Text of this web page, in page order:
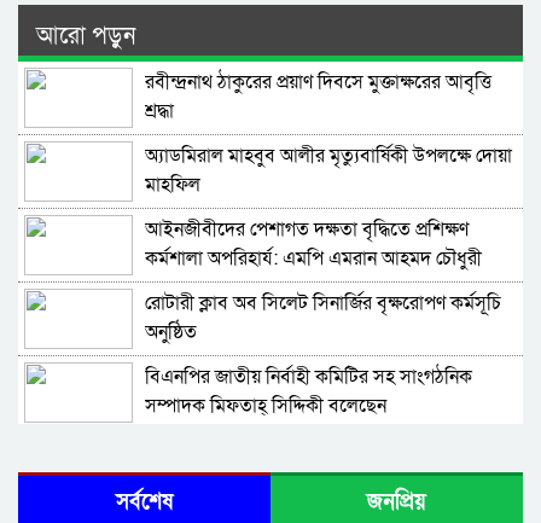
আরো পড়ুন
রবীন্দ্রনাথ ঠাকুরের প্রয়াণ দিবসে মুক্তাক্ষরের আবৃত্তি
শ্রদ্ধা
অ্যাডমিরাল মাহবুব আলীর মৃত্যুবার্ষিকী উপলক্ষে দোয়া
মাহফিল
‎আইনজীবীদের পেশাগত দক্ষতা বৃদ্ধিতে প্রশিক্ষণ
কর্মশালা অপরিহার্য: এমপি এমরান আহমদ চৌধুরী
রোটারী ক্লাব অব সিলেট সিনার্জির বৃক্ষরোপণ কর্মসূচি
অনুষ্ঠিত
বিএনপির জাতীয় নির্বাহী কমিটির সহ সাংগঠনিক
সম্পাদক মিফতাহ্ সিদ্দিকী বলেছেন
সেক্রেটারী অধ্যক্ষ নজরুল ইসলাম বলেছেন
সর্বশেষ জনপ্রিয়